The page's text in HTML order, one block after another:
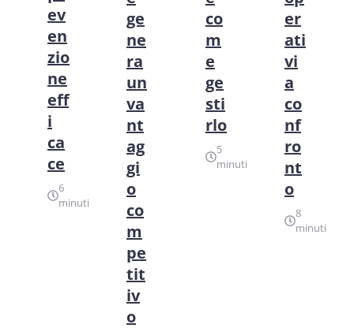
ev
en
zio
ne
eff
i
ca
ce
6
minuti
ge
ne
ra
un
va
nt
ag
gi
o
co
m
pe
tit
iv
o
co
m
e
ge
sti
rlo
5
minuti
er
ati
vi
a
co
nf
ro
nt
o
8
minuti